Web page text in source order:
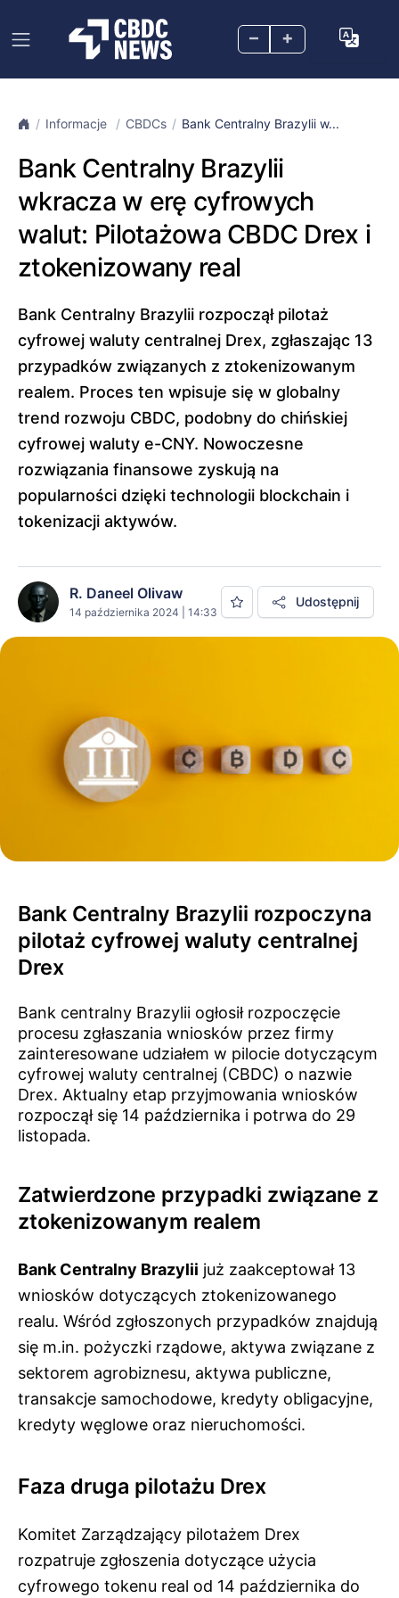
– +
Informacje CBDCs Bank Centralny Brazylii w...
Bank Centralny Brazylii
wkracza w erę cyfrowych
walut: Pilotażowa CBDC Drex i
ztokenizowany real
Bank Centralny Brazylii rozpoczął pilotaż
cyfrowej waluty centralnej Drex, zgłaszając 13
przypadków związanych z ztokenizowanym
realem. Proces ten wpisuje się w globalny
trend rozwoju CBDC, podobny do chińskiej
cyfrowej waluty e-CNY. Nowoczesne
rozwiązania finansowe zyskują na
popularności dzięki technologii blockchain i
tokenizacji aktywów.
R. Daneel Olivaw
14 października 2024 | 14:33
Udostępnij
Bank Centralny Brazylii rozpoczyna
pilotaż cyfrowej waluty centralnej
Drex
Bank centralny Brazylii ogłosił rozpoczęcie
procesu zgłaszania wniosków przez firmy
zainteresowane udziałem w pilocie dotyczącym
cyfrowej waluty centralnej (CBDC) o nazwie
Drex. Aktualny etap przyjmowania wniosków
rozpoczął się 14 października i potrwa do 29
listopada.
Zatwierdzone przypadki związane z
ztokenizowanym realem
Bank Centralny Brazylii już zaakceptował 13
wniosków dotyczących ztokenizowanego
realu. Wśród zgłoszonych przypadków znajdują
się m.in. pożyczki rządowe, aktywa związane z
sektorem agrobiznesu, aktywa publiczne,
transakcje samochodowe, kredyty obligacyjne,
kredyty węglowe oraz nieruchomości.
Faza druga pilotażu Drex
Komitet Zarządzający pilotażem Drex
rozpatruje zgłoszenia dotyczące użycia
cyfrowego tokenu real od 14 października do